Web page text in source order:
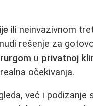
ili neinvazivnom
rešenje za
u privatnoj
očekivanja.
već i podizanje